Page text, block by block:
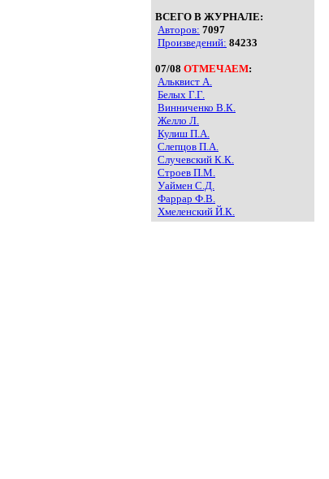
ВСЕГО В ЖУРНАЛЕ:
Авторов: 7097
Произведений: 84233
07/08 ОТМЕЧАЕМ:
Альквист А.
Белых Г.Г.
Винниченко В.К.
Желло Л.
Кулиш П.А.
Слепцов П.А.
Случевский К.К.
Строев П.М.
Уаймен С.Д.
Фаррар Ф.В.
Хмеленский Й.К.